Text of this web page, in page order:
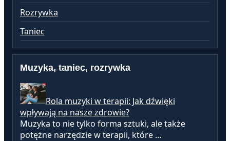
Rozrywka
Taniec
Muzyka, taniec, rozrywka
Rola muzyki w terapii: Jak dźwięki
wpływają na nasze zdrowie?
Muzyka to nie tylko forma sztuki, ale także
potężne narzędzie w terapii, które …